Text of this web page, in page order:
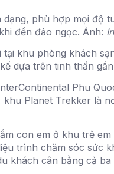
phù hợp mọi độ
đến đảo ngọc. Ảnh:
khu phòng khách
dựa trên tinh thần
Phu
Planet Trekker là
con em ở khu trẻ
trình chăm sóc sức
khách cân bằng cả